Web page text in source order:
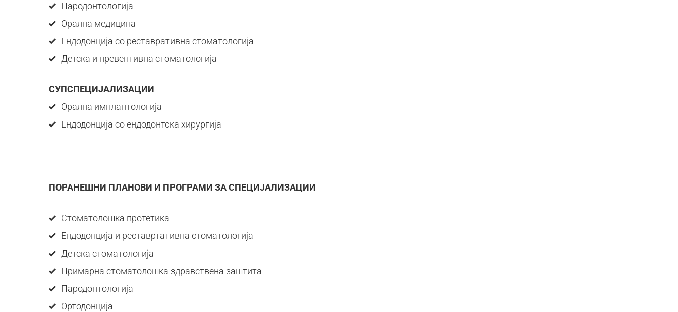
Пародонтологија
Орална медицина
Ендодонција со реставративна стоматологија
Детска и превентивна стоматологија
СУПСПЕЦИЈАЛИЗАЦИИ
Орална имплантологија
Ендодонција со ендодонтска хирургија
ПОРАНЕШНИ ПЛАНОВИ И ПРОГРАМИ ЗА СПЕЦИЈАЛИЗАЦИИ
Стоматолошка протетика
Ендодонција и реставртативна стоматологија
Детска стоматологија
Примарна стоматолошка здравствена заштита
Пародонтологија
Ортодонција